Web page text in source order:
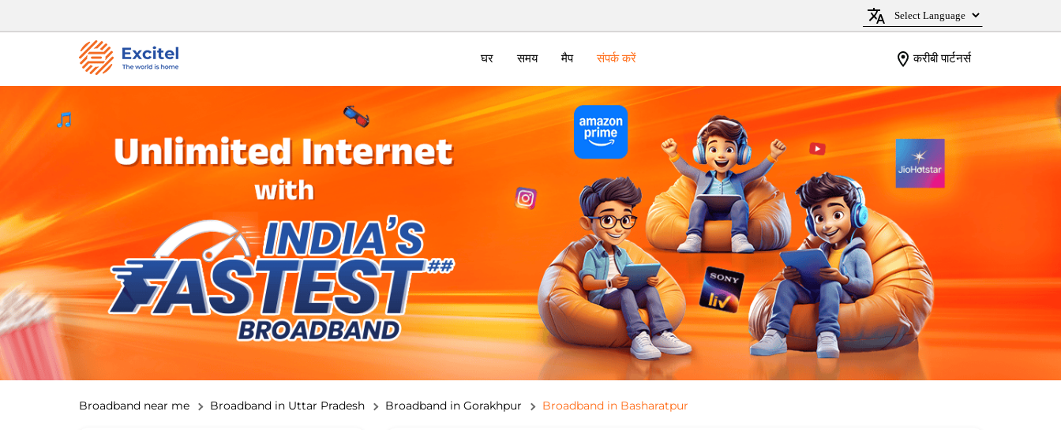
घर समय मैप संपर्क करें करीबी पार्टनर्स
Broadband near me Broadband in Uttar Pradesh Broadband in Gorakhpur Broadband in Basharatpur